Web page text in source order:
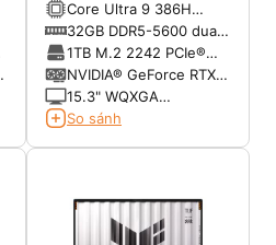
Core Ultra 9 386H
(16C/16T, up to
4.9GHz, 18MB)
32GB DDR5-5600 dual-
channel capable
1TB M.2 2242 PCIe®
NVMe®, PCIe® 4.0 SSD
NVIDIA® GeForce RTX
5060 8GB GDDR7
15.3" WQXGA
(2560x1600) OLED
165Hz
So sánh